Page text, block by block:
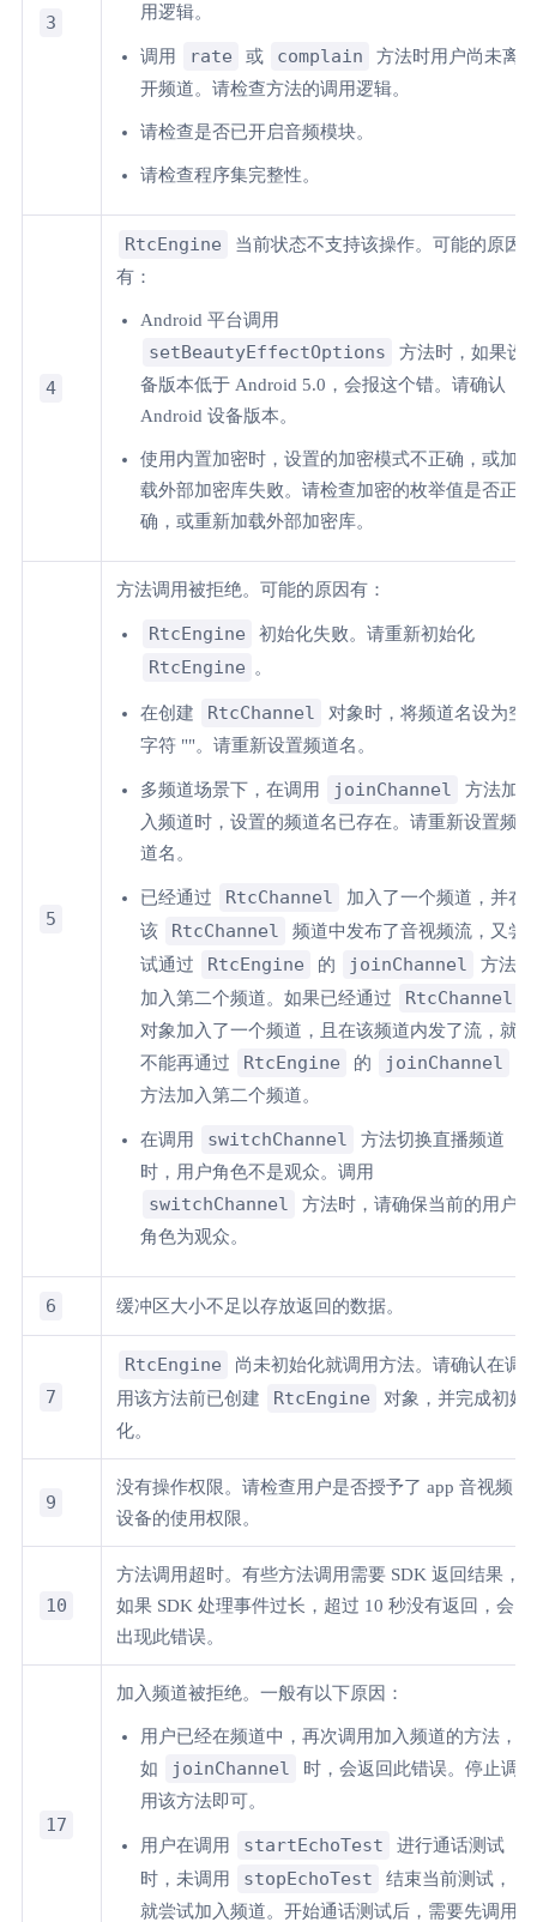
3
用逻辑。
调用 rate 或 complain
方法时用户尚未离
开频道。请检查方法的调用逻辑。
请检查是否已开启音频模块。
请检查程序集完整性。
4
RtcEngine
当前状态不支持该操作。可能的原因
有：
Android 平台调用
setBeautyEffectOptions
方法时，如果设
备版本低于 Android 5.0，会报这个错。请确认
Android 设备版本。
使用内置加密时，设置的加密模式不正确，或加
载外部加密库失败。请检查加密的枚举值是否正
确，或重新加载外部加密库。
5
方法调用被拒绝。可能的原因有：
RtcEngine 初始化失败。请重新初始化
RtcEngine 。
在创建 RtcChannel
对象时，将频道名设为空
字符 ""。请重新设置频道名。
多频道场景下，在调用 joinChannel
方法加
入频道时，设置的频道名已存在。请重新设置频
道名。
已经通过 RtcChannel
加入了一个频道，并在
该
RtcChannel
频道中发布了音视频流，又尝
试通过
RtcEngine 的 joinChannel
方法
加入第二个频道。如果已经通过
RtcChannel
对象加入了一个频道，且在该频道内发了流，就
不能再通过
RtcEngine 的 joinChannel
方法加入第二个频道。
在调用 switchChannel
方法切换直播频道
时，用户角色不是观众。调用
switchChannel
方法时，请确保当前的用户
角色为观众。
6 缓冲区大小不足以存放返回的数据。
7
RtcEngine
尚未初始化就调用方法。请确认在调
用该方法前已创建
RtcEngine
对象，并完成初始
化。
9
没有操作权限。请检查用户是否授予了 app 音视频
设备的使用权限。
10
方法调用超时。有些方法调用需要 SDK 返回结果，
如果 SDK 处理事件过长，超过 10 秒没有返回，会
出现此错误。
17
加入频道被拒绝。一般有以下原因：
用户已经在频道中，再次调用加入频道的方法，
如
joinChannel
时，会返回此错误。停止调
用该方法即可。
用户在调用 startEchoTest
进行通话测试
时，未调用
stopEchoTest
结束当前测试，
就尝试加入频道。开始通话测试后，需要先调用